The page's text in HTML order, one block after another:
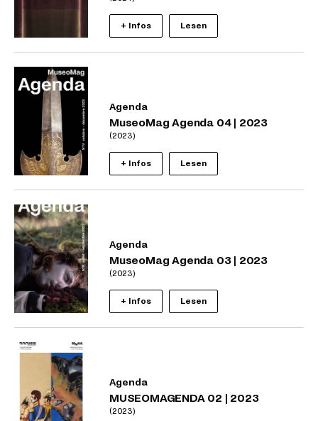
+ Infos Lesen
Agenda
MuseoMag Agenda 04 | 2023
(2023)
+ Infos Lesen
Agenda
MuseoMag Agenda 03 | 2023
(2023)
+ Infos Lesen
Agenda
MUSEOMAGENDA 02 | 2023
(2023)